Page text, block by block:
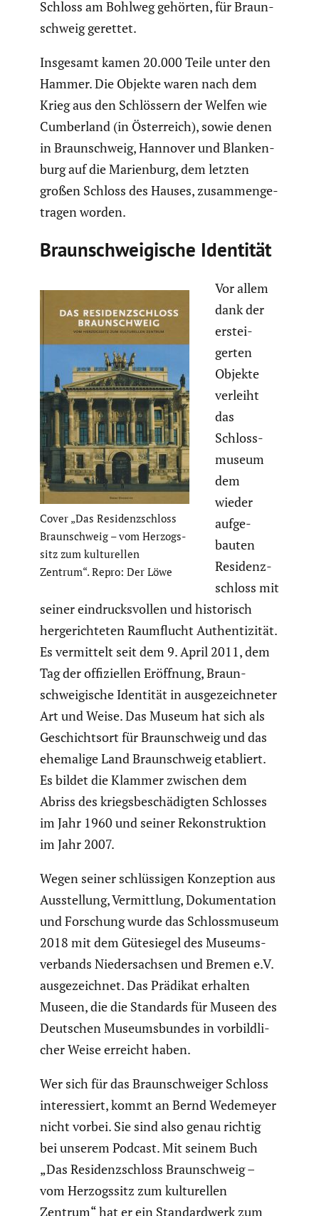
Schloss am Bohlweg gehörten, für Braun­
schweig gerettet.
Insgesamt kamen 20.000 Teile unter den
Hammer. Die Objekte waren nach dem
Krieg aus den Schlös­sern der Welfen wie
Cumber­land (in Öster­reich), sowie denen
in Braun­schweig, Hannover und Blanken­
burg auf die Marien­burg, dem letzten
großen Schloss des Hauses, zusam­men­ge­
tragen worden.
Braun­schwei­gi­sche Identität
Cover „Das Residenz­schloss
Braun­schweig – vom Herzogs­
sitz zum kultu­rellen
Zentrum“. Repro: Der Löwe
Vor allem
dank der
erstei­
gerten
Objekte
verleiht
das
Schloss­
mu­seum
dem
wieder
aufge­
bauten
Residenz­
schloss mit
seiner eindrucks­vollen und histo­risch
herge­rich­teten Raumflucht Authen­ti­zität.
Es vermit­telt seit dem 9. April 2011, dem
Tag der offizi­ellen Eröffnung, Braun­
schwei­gi­sche Identität in ausge­zeich­neter
Art und Weise. Das Museum hat sich als
Geschichtsort für Braun­schweig und das
ehemalige Land Braun­schweig etabliert.
Es bildet die Klammer zwischen dem
Abriss des kriegs­be­schä­digten Schlosses
im Jahr 1960 und seiner Rekon­struk­tion
im Jahr 2007.
Wegen seiner schlüs­sigen Konzep­tion aus
Ausstel­lung, Vermitt­lung, Dokumen­ta­tion
und Forschung wurde das Schloss­mu­seum
2018 mit dem Gütesiegel des Museums­
ver­bands Nieder­sachsen und Bremen e.V.
ausge­zeichnet. Das Prädikat erhalten
Museen, die die Standards für Museen des
Deutschen Museums­bundes in vorbild­li­
cher Weise erreicht haben.
Wer sich für das Braun­schweiger Schloss
inter­es­siert, kommt an Bernd Wedemeyer
nicht vorbei. Sie sind also genau richtig
bei unserem Podcast. Mit seinem Buch
„Das Residenz­schloss Braun­schweig –
vom Herzogs­sitz zum kultu­rellen
Zentrum“ hat er ein Standard­werk zum